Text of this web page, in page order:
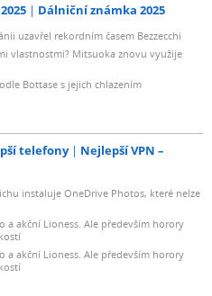
Dálniční známka 2025
uzavřel rekordním časem Bezzecchi
vlastnostmi? Mitsuoka znovu využije
Bottase s jejich chlazením
telefony
Nejlepší VPN –
instaluje OneDrive Photos, které nelze
a akční Lioness. Ale především horory
a akční Lioness. Ale především horory